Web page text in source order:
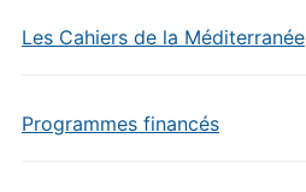
Les Cahiers de la Méditerranée
Programmes financés